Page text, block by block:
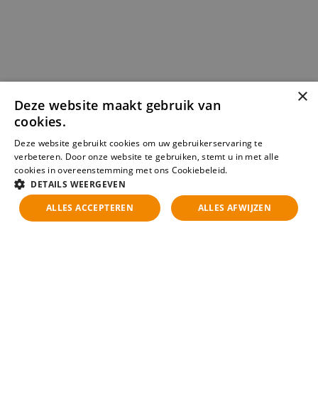
Search Filter results
×
Deze website maakt gebruik van
cookies.
Deze website gebruikt cookies om uw gebruikerservaring te
verbeteren. Door onze website te gebruiken, stemt u in met alle
cookies in overeenstemming met ons Cookiebeleid.
DETAILS WEERGEVEN
ALLES ACCEPTEREN
ALLES AFWIJZEN